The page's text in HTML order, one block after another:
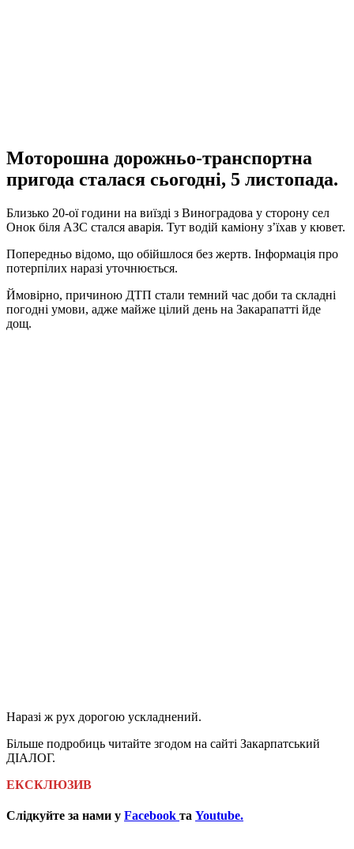
Моторошна дорожньо-транспортна
пригода сталася сьогодні, 5 листопада.
Близько 20-ої години на виїзді з Виноградова у сторону сел
Онок біля АЗС стался аварія. Тут водій каміону з’їхав у кювет.
Попередньо відомо, що обійшлося без жертв. Інформація про
потерпілих наразі уточнюється.
Ймовірно, причиною ДТП стали темний час доби та складні
погодні умови, адже майже цілий день на Закарапатті йде
дощ.
Наразі ж рух дорогою ускладнений.
Більше подробиць читайте згодом на сайті Закарпатський
ДІАЛОГ.
ЕКСКЛЮЗИВ
Слідкуйте за нами у Facebook та Youtube.